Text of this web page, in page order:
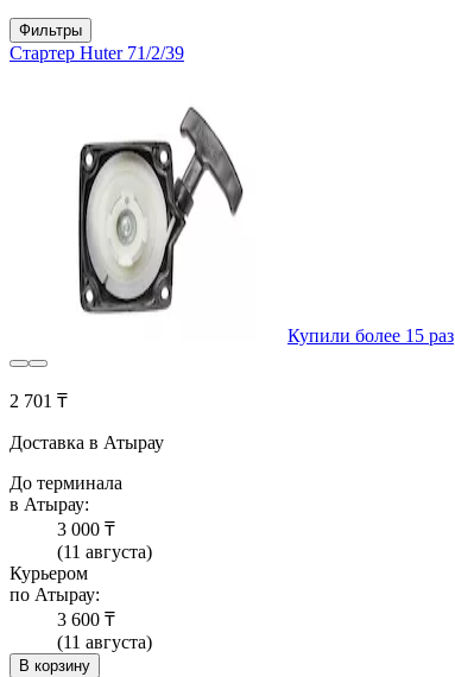
Фильтры
Стартер Huter 71/2/39
Купили более 15 раз
2 701 ₸
Доставка в Атырау
До терминала
в Атырау:
3 000 ₸
(11 августа)
Курьером
по Атырау:
3 600 ₸
(11 августа)
В корзину